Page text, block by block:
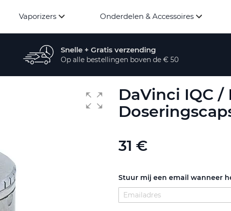
Vaporizers Onderdelen & Accessoires
Snelle + Gratis verzending
Op alle bestellingen boven de € 50
DaVinci IQC
31 €
Stuur mij een email wanneer